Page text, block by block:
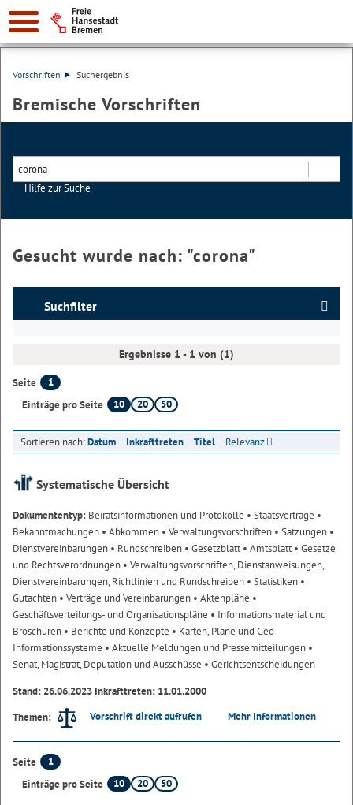
Vorschriften Suchergebnis
Bremische Vorschriften
Hilfe zur Suche
Gesucht wurde nach: "corona"
Suchfilter
Ergebnisse 1 - 1 von (1)
Seite
1
Einträge pro Seite
10 20 50
Sortieren nach:Datum Inkrafttreten Titel Relevanz
Systematische Übersicht
Dokumententyp: Beiratsinformationen und Protokolle • Staatsverträge •
Bekanntmachungen • Abkommen • Verwaltungsvorschriften • Satzungen •
Dienstvereinbarungen • Rundschreiben • Gesetzblatt• Amtsblatt• Gesetze
und Rechtsverordnungen • Verwaltungsvorschriften, Dienstanweisungen,
Dienstvereinbarungen, Richtlinien und Rundschreiben • Statistiken •
Gutachten • Verträge und Vereinbarungen • Aktenpläne •
Geschäftsverteilungs- und Organisationspläne • Informationsmaterial und
Broschüren • Berichte und Konzepte • Karten, Pläne und Geo-
Informationssysteme • Aktuelle Meldungen und Pressemitteilungen •
Senat, Magistrat, Deputation und Ausschüsse • Gerichtsentscheidungen
Stand: 26.06.2023 Inkrafttreten: 11.01.2000
Themen:
Vorschrift direkt aufrufen Mehr Informationen
Seite
1
Einträge pro Seite
10 20 50